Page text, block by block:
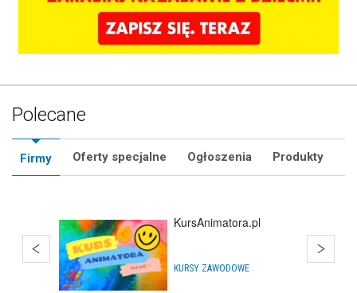
Polecane
Firmy Oferty specjalne Ogłoszenia Produkty
Katalog Animatorów
ANIMATORZY